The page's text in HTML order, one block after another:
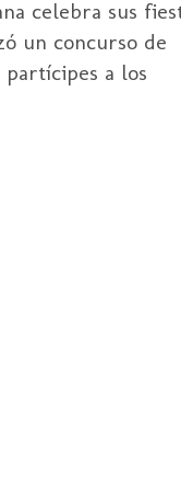
celebra sus
un concurso de
a los